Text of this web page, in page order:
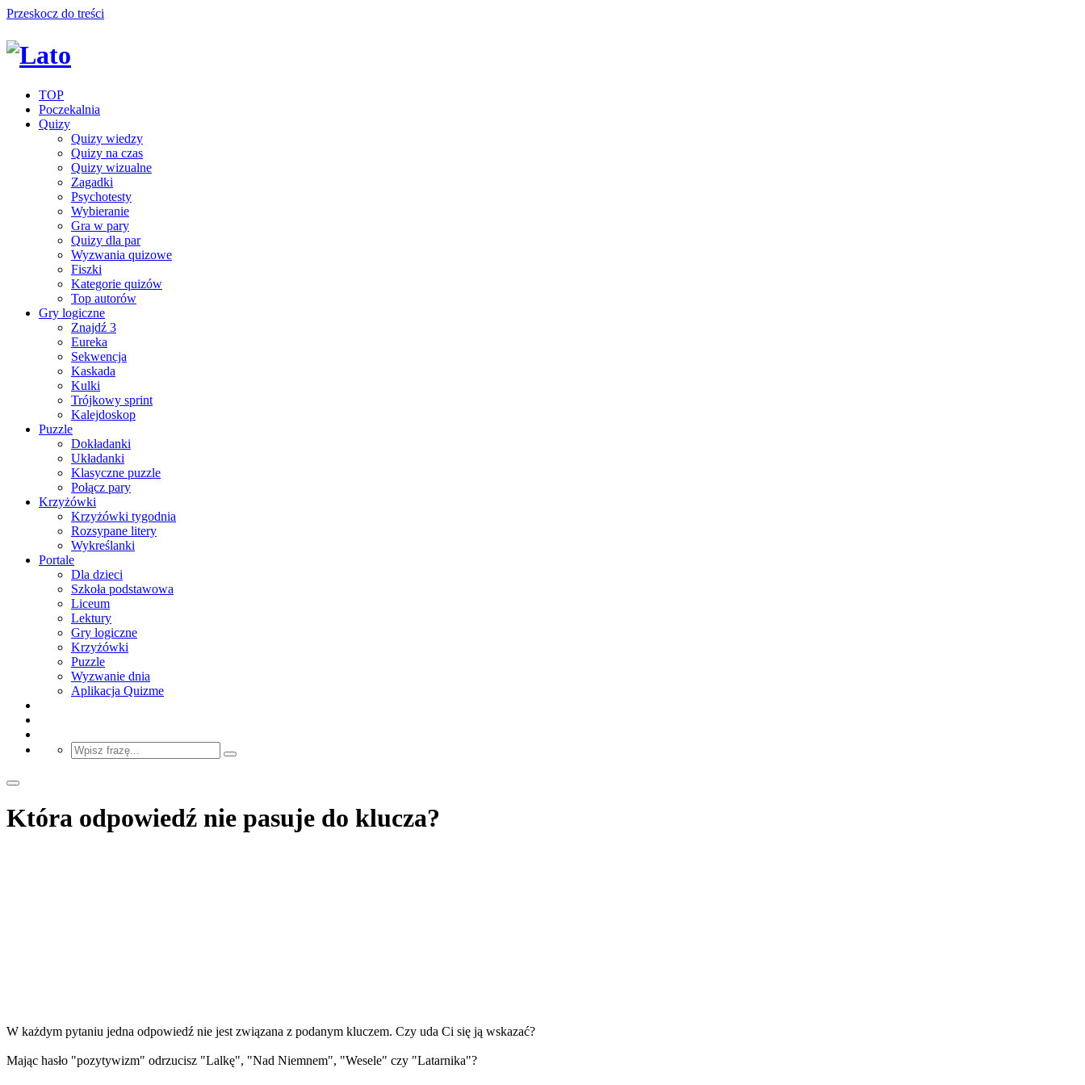
Przeskocz do treści
TOP
Poczekalnia
Quizy
Quizy wiedzy
Quizy na czas
Quizy wizualne
Zagadki
Psychotesty
Wybieranie
Gra w pary
Quizy dla par
Wyzwania quizowe
Fiszki
Kategorie quizów
Top autorów
Gry logiczne
Znajdź 3
Eureka
Sekwencja
Kaskada
Kulki
Trójkowy sprint
Kalejdoskop
Puzzle
Dokładanki
Układanki
Klasyczne puzzle
Połącz pary
Krzyżówki
Krzyżówki tygodnia
Rozsypane litery
Wykreślanki
Portale
Dla dzieci
Szkoła podstawowa
Liceum
Lektury
Gry logiczne
Krzyżówki
Puzzle
Wyzwanie dnia
Aplikacja Quizme
Która odpowiedź nie pasuje do klucza?
W każdym pytaniu jedna odpowiedź nie jest związana z podanym kluczem. Czy uda Ci się ją wskazać?
Mając hasło "pozytywizm" odrzucisz "Lalkę", "Nad Niemnem", "Wesele" czy "Latarnika"?